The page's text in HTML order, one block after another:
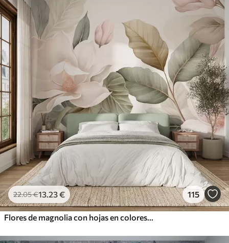
22.05€13.23€ 115
Flores de magnolia con hojas en colores pastel, blanco, rosa y verde, suaves, delicadas, estilo acuarela